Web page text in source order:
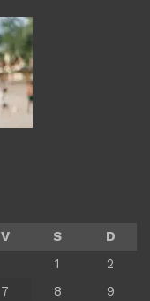
V S
D
1
2
7 8
9